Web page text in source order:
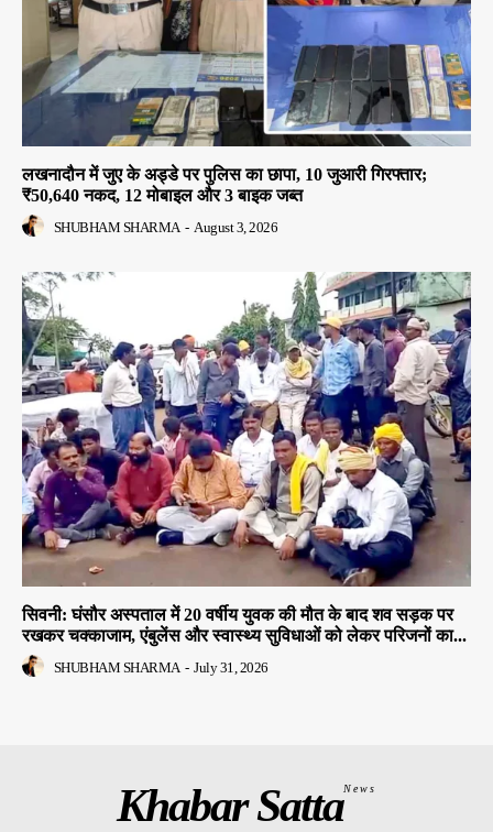
लखनादौन में जुए के अड्डे पर पुलिस का छापा, 10 जुआरी गिरफ्तार;
₹50,640 नकद, 12 मोबाइल और 3 बाइक जब्त
SHUBHAM SHARMA - August 3, 2026
सिवनी: घंसौर अस्पताल में 20 वर्षीय युवक की मौत के बाद शव सड़क पर
रखकर चक्काजाम, एंबुलेंस और स्वास्थ्य सुविधाओं को लेकर परिजनों का...
SHUBHAM SHARMA - July 31, 2026
Khabar SattaNews